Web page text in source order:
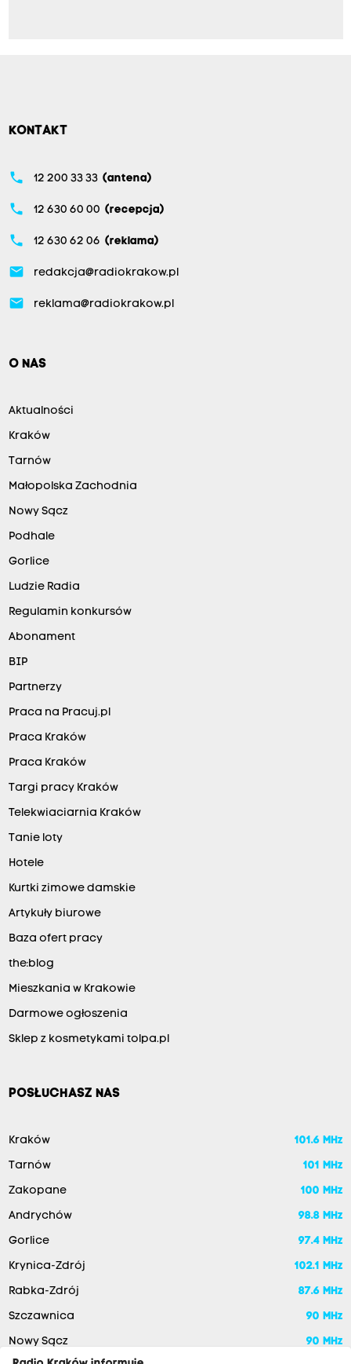
KONTAKT
phone 12 200 33 33 (antena)
phone 12 630 60 00 (recepcja)
phone 12 630 62 06 (reklama)
email redakcja@radiokrakow.pl
email reklama@radiokrakow.pl
O NAS
Aktualności
Kraków
Tarnów
Małopolska Zachodnia
Nowy Sącz
Podhale
Gorlice
Ludzie Radia
Regulamin konkursów
Abonament
BIP
Partnerzy
Praca na Pracuj.pl
Praca Kraków
Praca Kraków
Targi pracy Kraków
Telekwiaciarnia Kraków
Tanie loty
Hotele
Kurtki zimowe damskie
Artykuły biurowe
Baza ofert pracy
the:blog
Mieszkania w Krakowie
Darmowe ogłoszenia
Sklep z kosmetykami tolpa.pl
POSŁUCHASZ NAS
Kraków 101.6 MHz
Tarnów 101 MHz
Zakopane 100 MHz
Andrychów 98.8 MHz
Gorlice 97.4 MHz
Krynica-Zdrój 102.1 MHz
Rabka-Zdrój 87.6 MHz
Szczawnica 90 MHz
Nowy Sącz
90 MHz